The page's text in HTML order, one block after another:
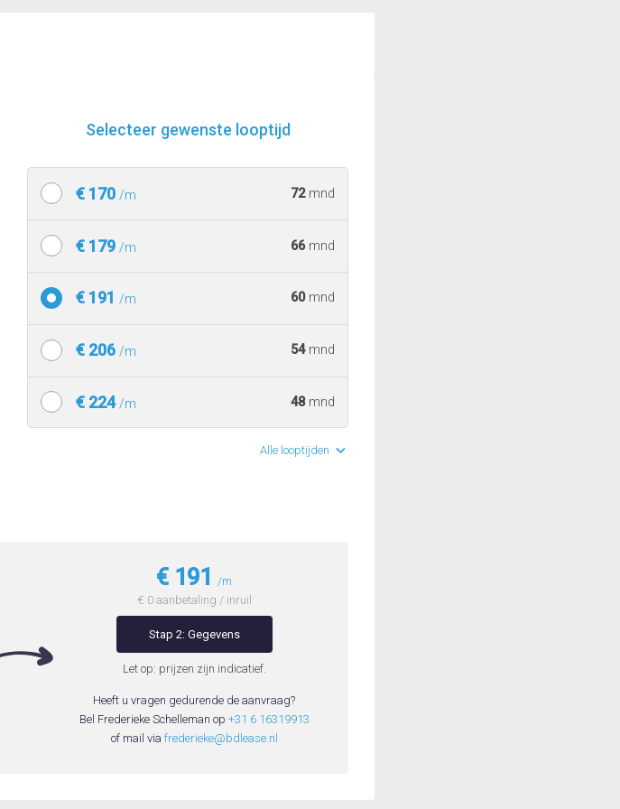
Selecteer gewenste looptijd
€ 170 /m 72 mnd
€ 179 /m 66 mnd
€ 191 /m 60 mnd
€ 206 /m 54 mnd
€ 224/m 48 mnd
Alle looptijden
€ 191
/m
€ 0 aanbetaling / inruil
Stap 2: Gegevens
Let op: prijzen zijn indicatief.
Heeft u vragen gedurende de aanvraag?
Bel Frederieke Schelleman op +31 6 16319913
of mail via frederieke@bdlease.nl